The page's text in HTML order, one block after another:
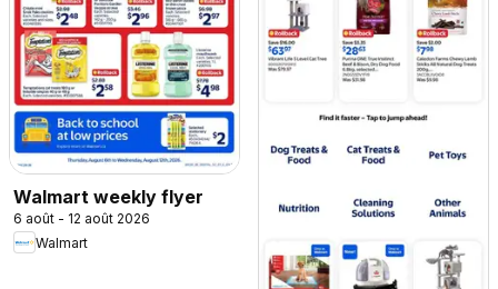
Walmart weekly flyer
6 août - 12 août 2026
Walmart